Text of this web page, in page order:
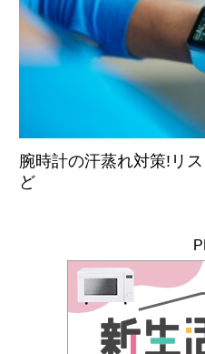
腕時計の汗蒸れ対策!リ
ど